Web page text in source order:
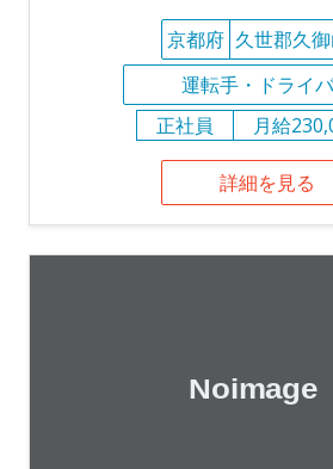
京都府 久世郡久
運転手・ドライ
正社員
月給
詳細を見る